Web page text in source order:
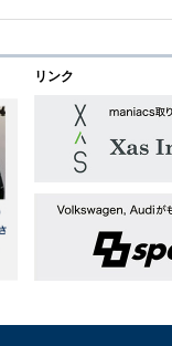
リンク